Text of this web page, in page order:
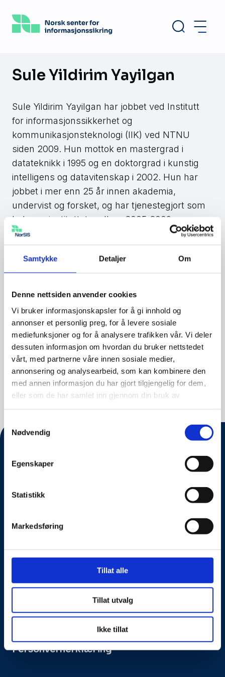
Samtykke Detaljer Om
Denne nettsiden anvender cookies
Vi bruker informasjonskapsler for å gi innhold og
annonser et personlig preg, for å levere sosiale
mediefunksjoner og for å analysere trafikken vår. Vi deler
dessuten informasjon om hvordan du bruker nettstedet
vårt, med partnerne våre innen sosiale medier,
annonsering og analysearbeid, som kan kombinere den
med annen informasjon du har gjort tilgjengelig for dem,
eller som de har samlet inn gjennom din bruk av
Nødvendig
Egenskaper
Statistikk
Markedsføring
Tillat alle
Tillat utvalg
Ikke tillat
hovedinnhold
Sule Yildirim Yayilgan
Sule Yildirim Yayilgan har jobbet ved Institutt
for informasjonssikkerhet og
kommunikasjonsteknologi (IIK) ved NTNU
siden 2009. Hun mottok en mastergrad i
datateknikk i 1995 og en doktorgrad i kunstig
intelligens og datavitenskap i 2002. Hun har
jobbet i mer enn 25 år innen akademia,
undervist og forsket, og har tjenestegjort som
leder av instituttet mellom 2005-2009.
Horizon 2020, Eurostars, Erasmus+ program,
Norges forskningsråd, Regionalt forskningsråd
tilhører Senter for cyberinformasjonssikkerhet
(ccis.no) og leder forskningsgruppen MR PET:
Multidisiplinær forskningsgruppe for
personvern og datasikring. Hun har veiledet
studenter på ulike akademiske nivåer, vært
redaktør i flere tidsskrifter og har publisert mer
enn 100 artikler i tidsskrifter og konferanser.
Presseside
Tilgjengelighetserklæring
Personvernerklæring